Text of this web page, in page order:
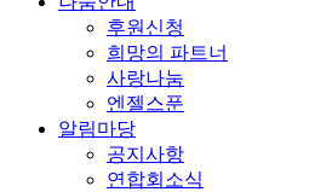
후원신청
희망의 파트너
사랑나눔
엔젤스푼
알림마당
공지사항
연합회소식